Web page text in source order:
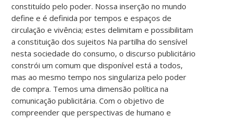
constituído pelo poder. Nossa inserção no mundo
define e é definida por tempos e espaços de
circulação e vivência; estes delimitam e possibilitam
a constituição dos sujeitos Na partilha do sensível
nesta sociedade do consumo, o discurso publicitário
constrói um comum que disponível está a todos,
mas ao mesmo tempo nos singulariza pelo poder
de compra. Temos uma dimensão política na
comunicação publicitária. Com o objetivo de
compreender que perspectivas de humano e